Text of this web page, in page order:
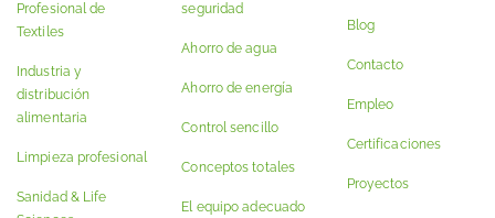
Profesional de
Textiles
Industria y
distribución
alimentaria
Limpieza profesional
Sanidad & Life
seguridad
Ahorro de agua
Ahorro de energía
Control sencillo
Conceptos totales
El equipo adecuado
Blog
Contacto
Empleo
Certificaciones
Proyectos